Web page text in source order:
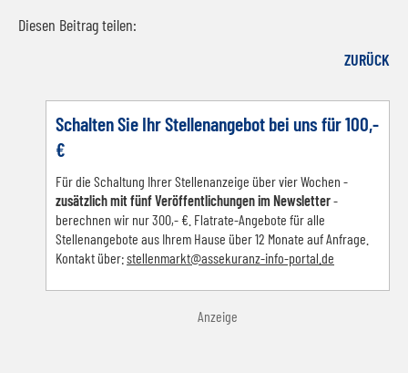
Diesen Beitrag teilen:
ZURÜCK
Schalten Sie Ihr Stellenangebot bei uns für 100,-
€
Für die Schaltung Ihrer Stellenanzeige über vier Wochen -
zusätzlich mit fünf Veröffentlichungen im Newsletter-
berechnen wir nur 300,- €. Flatrate-Angebote für alle
Stellenangebote aus Ihrem Hause über 12 Monate auf Anfrage.
Kontakt über:stellenmarkt@assekuranz-info-portal.de
Anzeige